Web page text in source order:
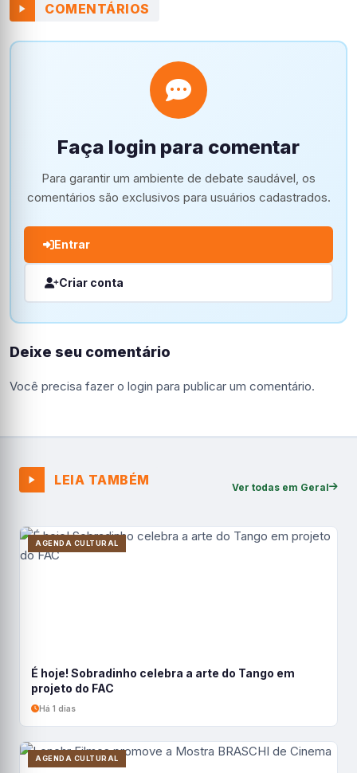
COMENTÁRIOS
Faça login para comentar
Para garantir um ambiente de debate saudável, os
comentários são exclusivos para usuários cadastrados.
Entrar
Criar conta
Deixe seu comentário
Você precisa fazer o login para publicar um comentário.
LEIA TAMBÉM Ver todas em Geral
AGENDA CULTURAL
É hoje! Sobradinho celebra a arte do Tango em
projeto do FAC
Há 1 dias
AGENDA CULTURAL